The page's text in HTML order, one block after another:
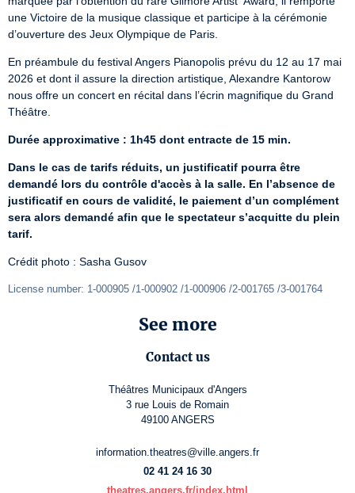
une Victoire de la musique classique et participe à la cérémonie
d’ouverture des Jeux Olympique de Paris.
En préambule du festival Angers Pianopolis prévu du 12 au 17 mai
2026 et dont il assure la direction artistique, Alexandre Kantorow
nous offre un concert en récital dans l’écrin magnifique du Grand
Théâtre.
Durée approximative : 1h45 dont entracte de 15 min.
Dans le cas de tarifs réduits, un justificatif pourra être
demandé lors du contrôle d'accès à la salle. En l’absence de
justificatif en cours de validité, le paiement d’un complément
sera alors demandé afin que le spectateur s’acquitte du plein
tarif.
Crédit photo : Sasha Gusov
License number: 1-000905 /1-000902 /1-000906 /2-001765 /3-001764
See more
Contact us
Théâtres Municipaux d'Angers
3 rue Louis de Romain
49100 ANGERS
information.theatres@ville.angers.fr
02 41 24 16 30
theatres.angers.fr/index.html